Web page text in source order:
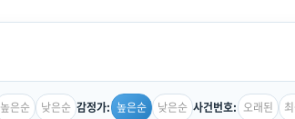
높은순 낮은순 감정가: 높은순 낮은순 사건번호: 오래된